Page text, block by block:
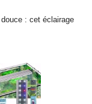
: cet éclairage
que le projet planté